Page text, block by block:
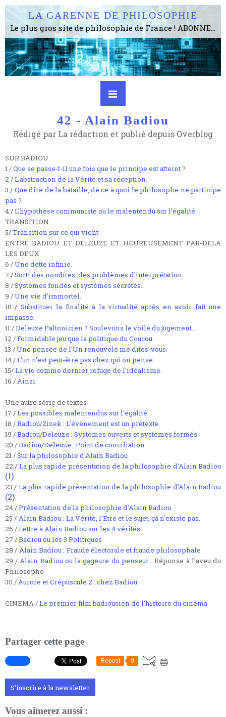
LA GARENNE DE PHILOSOPHIE
Le plus gros site de philosophie de France ! ABONNEZ-VOUS ! 4115 Articles, 1634 abonné·e·s, depuis 2006 . . . . . . . . 2 852 214 pages vues jusqu'à présent. Prestance et être apte à un plus grand nombre de choses.
42 - Alain Badiou
Rédigé par La rédaction et publié depuis Overblog
SUR BADIOU
1 /Que se passe-t-il une fois que le principe est atteint ?
2 /L’abstraction de la Vérité et sa réception.
3 / Que dire de la bataille, de ce à quoi le philosophe ne participe
pas ?
4 /L’hypothèse communiste ou le malentendu sur l’égalité.
TRANSITION
5/Transition sur ce qui vient
ENTRE BADIOU ET DELEUZE ET HEUREUSEMENT PAR-DELA
LES DEUX
6 /Une dette infinie.
7 /Sorti des nombres, des problèmes d’interprétation.
8 /Systèmes fondés et systèmes sécrétés.
9 /Une vie d’immortel.
10 / Substituer la finalité à la virtualité après en avoir fait une
impasse.
11 /Deleuze Paltonicien ? Soulevons le voile du jugement…
12 /Formidable jeu que la politique du Coucou.
13 /Une pensée de l’Un renouvelé me dites-vous.
14 /L'un n'est peut-être pas chez qui on pense.
15/La vie comme dernier refuge de l’idéalisme.
16 /Ainsi.
Une autre série de textes
17 /Les possibles malentendus sur l'égalité
18 /Badiou/Zizek : L'évènement est un prétexte
19 /Badiou/Deleuze : Systèmes ouverts et systèmes fermés
20 /Badiou/Deleuze : Point de conciliation
21 /Sur la philosophie d'Alain Badiou
22 / La plus rapide présentation de la philosophie d'Alain Badiou
(1)
23 / La plus rapide présentation de la philosophie d'Alain Badiou
(2)
24 /Présentation de la philosophie d'Alain Badiou
25 / Alain Badiou : La Vérité, l'Etre et le sujet, ça n'existe pas.
26 /Lettre à Alain Badiou sur les 4 vérités
27 /Badiou ou les 3 Politiques
28 / Alain Badiou : Fraude électorale et fraude philosophale
29 /Alain Badiou ou la gageure du penseur: Réponse à l'aveu du
Philosophe
30 /Aurore et Crépuscule 2 : chez Badiou
CINEMA /Le premier film badiousien de l'histoire du cinéma
Partager cette page
Repost 0
S'inscrire à la newsletter
Vous aimerez aussi :